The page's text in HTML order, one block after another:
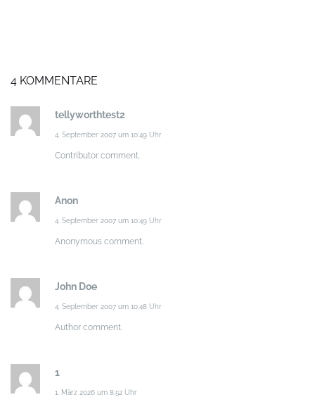
4 KOMMENTARE
tellyworthtest2
4. September 2007 um 10:49 Uhr
Contributor comment.
Anon
4. September 2007 um 10:49 Uhr
Anonymous comment.
John Doe
4. September 2007 um 10:48 Uhr
Author comment.
1
1. März 2026 um 8:52 Uhr